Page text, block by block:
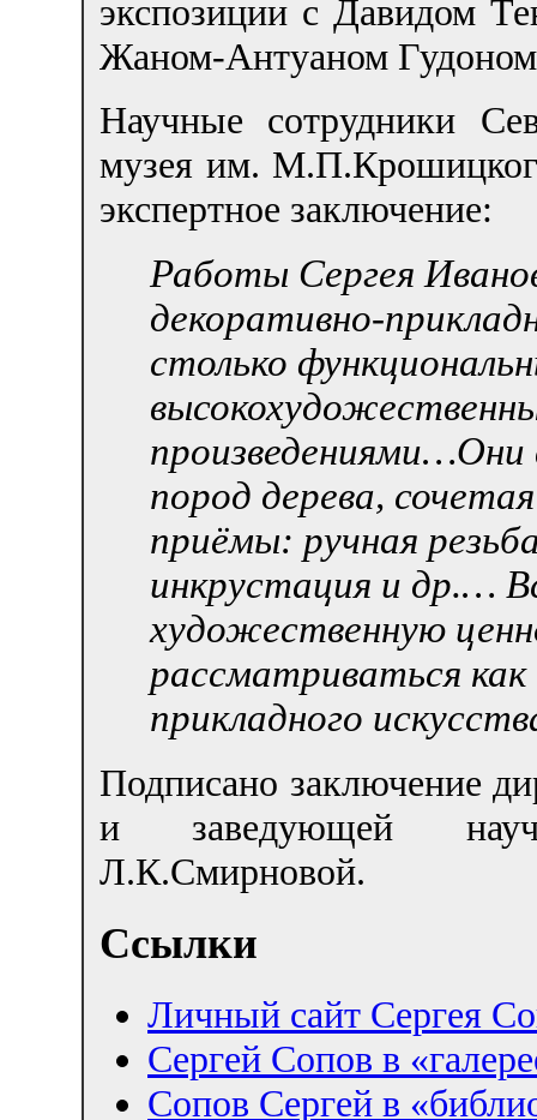
экспозиции с Давидом
Жаном-Антуаном
Научные сотрудники
музея им.
экспертное заключение:
Работы Сергея
декоративно-
столько
произведениями…Они
пород дерева,
приёмы: ручная
инкрустация и др.…
художественную
рассматриваться как
прикладного
Подписано заключение
и заведующей
Л.К.Смирновой.
Ссылки
Личный сайт Сергея
Сергей Сопов в
Сопов Сергей в